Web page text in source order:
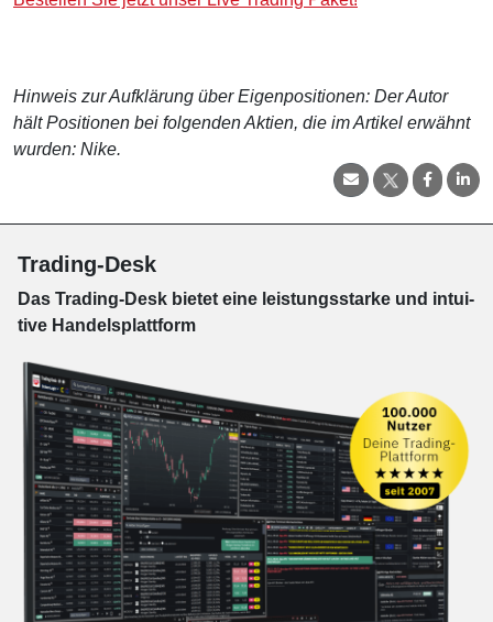
Hinweis zur Aufklärung über Eigenpositionen: Der Autor
hält Positionen bei folgenden Aktien, die im Artikel erwähnt
wurden: Nike.
Trading-Desk
Das Trading-Desk bie­tet eine leis­tungs­star­ke und in­tui­
tive Han­dels­platt­form